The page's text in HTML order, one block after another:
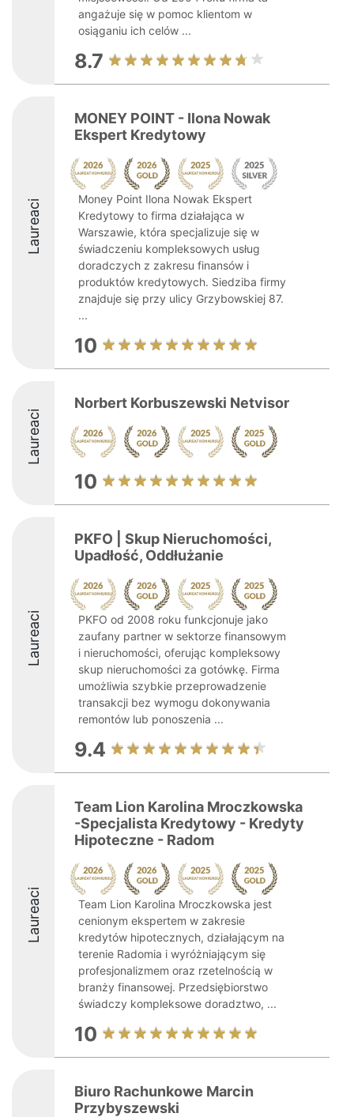
angażuje się w pomoc klientom w
osiąganiu ich celów ...
8.7
Laureaci
MONEY POINT - Ilona Nowak
Ekspert Kredytowy
Money Point Ilona Nowak Ekspert
Kredytowy to firma działająca w
Warszawie, która specjalizuje się w
świadczeniu kompleksowych usług
doradczych z zakresu finansów i
produktów kredytowych. Siedziba firmy
znajduje się przy ulicy Grzybowskiej 87.
...
10
Laureaci
Norbert Korbuszewski Netvisor
10
Laureaci
PKFO | Skup Nieruchomości,
Upadłość, Oddłużanie
PKFO od 2008 roku funkcjonuje jako
zaufany partner w sektorze finansowym
i nieruchomości, oferując kompleksowy
skup nieruchomości za gotówkę. Firma
umożliwia szybkie przeprowadzenie
transakcji bez wymogu dokonywania
remontów lub ponoszenia ...
9.4
Laureaci
Team Lion Karolina Mroczkowska
-Specjalista Kredytowy - Kredyty
Hipoteczne - Radom
Team Lion Karolina Mroczkowska jest
cenionym ekspertem w zakresie
kredytów hipotecznych, działającym na
terenie Radomia i wyróżniającym się
profesjonalizmem oraz rzetelnością w
branży finansowej. Przedsiębiorstwo
świadczy kompleksowe doradztwo, ...
10
Biuro Rachunkowe Marcin
Przybyszewski